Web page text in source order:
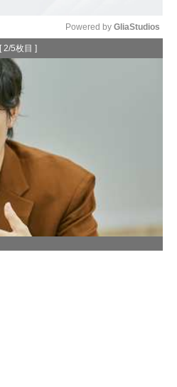
Powered by GliaStudios
[ 2/5枚目 ]